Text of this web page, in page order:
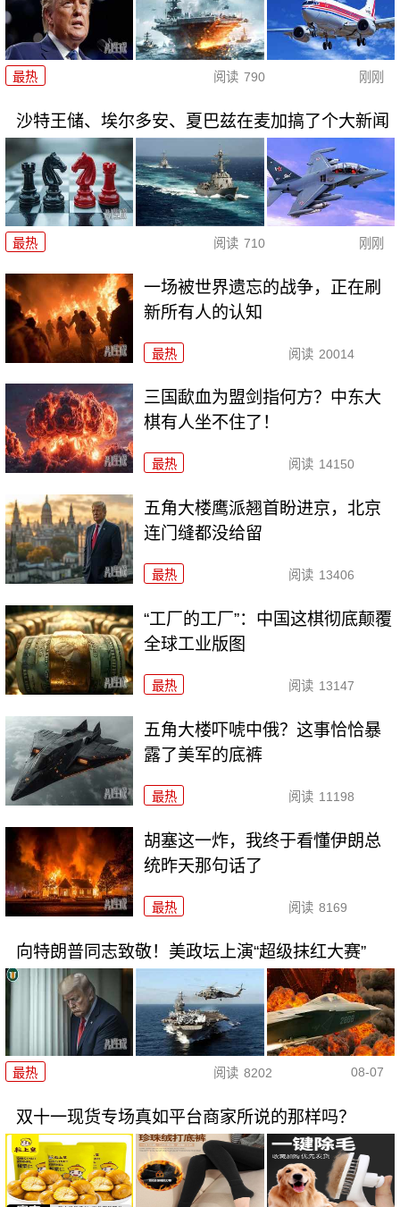
最热 阅读 790 刚刚
沙特王储、埃尔多安、夏巴兹在麦加搞了个大新闻
最热 阅读 710 刚刚
一场被世界遗忘的战争，正在刷
新所有人的认知
最热 阅读 20014
三国歃血为盟剑指何方？中东大
棋有人坐不住了！
最热 阅读 14150
五角大楼鹰派翘首盼进京，北京
连门缝都没给留
最热 阅读 13406
“工厂的工厂”：中国这棋彻底颠覆
全球工业版图
最热 阅读 13147
五角大楼吓唬中俄？这事恰恰暴
露了美军的底裤
最热 阅读 11198
胡塞这一炸，我终于看懂伊朗总
统昨天那句话了
最热 阅读 8169
向特朗普同志致敬！美政坛上演“超级抹红大赛”
最热 阅读 8202 08-07
双十一现货专场真如平台商家所说的那样吗？